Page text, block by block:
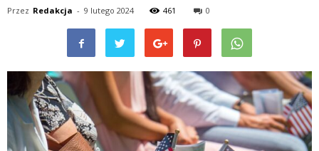
Przez Redakcja - 9 lutego 2024 461 0